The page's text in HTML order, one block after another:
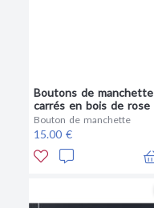
Boutons de manchette
carrés en bois de rose
Bouton de manchette
15.00 €